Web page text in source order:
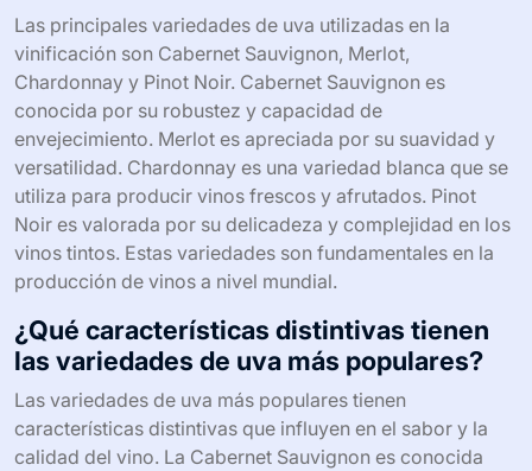
Las principales variedades de uva utilizadas en la
vinificación son Cabernet Sauvignon, Merlot,
Chardonnay y Pinot Noir. Cabernet Sauvignon es
conocida por su robustez y capacidad de
envejecimiento. Merlot es apreciada por su suavidad y
versatilidad. Chardonnay es una variedad blanca que se
utiliza para producir vinos frescos y afrutados. Pinot
Noir es valorada por su delicadeza y complejidad en los
vinos tintos. Estas variedades son fundamentales en la
producción de vinos a nivel mundial.
¿Qué características distintivas tienen
las variedades de uva más populares?
Las variedades de uva más populares tienen
características distintivas que influyen en el sabor y la
calidad del vino. La Cabernet Sauvignon es conocida